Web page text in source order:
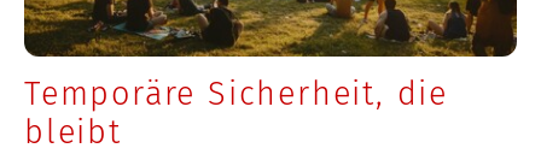
Temporäre Sicherheit, die
bleibt